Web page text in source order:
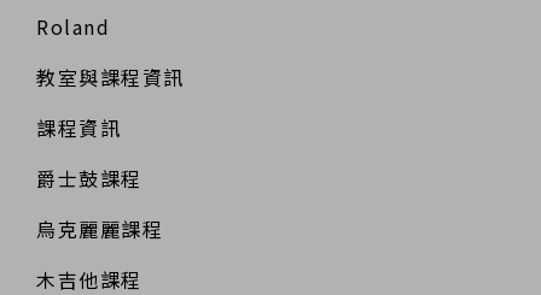
Roland
教室與課程資訊
課程資訊
爵士鼓課程
烏克麗麗課程
木吉他課程